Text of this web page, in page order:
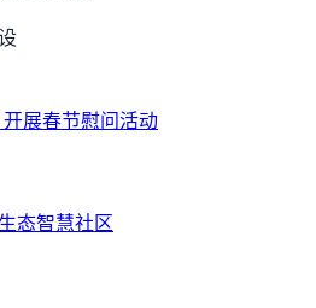
展春节慰问活动
态智慧社区